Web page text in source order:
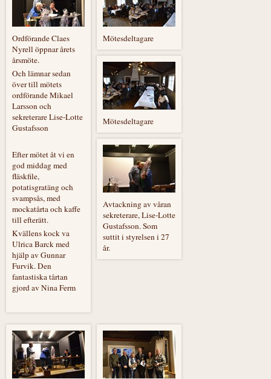
Ordförande Claes
Nyrell öppnar årets
årsmöte.
Och lämnar sedan
över till mötets
ordförande Mikael
Larsson och
sekreterare Lise-Lotte
Gustafsson
Efter mötet åt vi en
god middag med
fläskfile,
potatisgratäng och
svampsås, med
mockatårta och kaffe
till efterätt.
Kvällens kock va
Ulrica Barck med
hjälp av Gunnar
Furvik. Den
fantastiska tårtan
gjord av Nina Ferm
Mötesdeltagare
Mötesdeltagare
Avtackning av våran
sekreterare, Lise-Lotte
Gustafsson. Som
suttit i styrelsen i 27
år.